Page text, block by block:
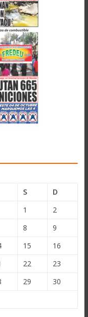
S
D
1
2
8
9
15
16
22
23
29
30